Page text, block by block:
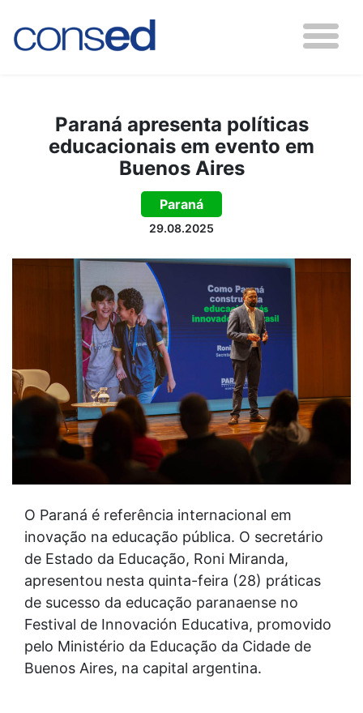
Paraná apresenta políticas
educacionais em evento em
Buenos Aires
Paraná
29.08.2025
O Paraná é referência internacional em
inovação na educação pública. O secretário
de Estado da Educação, Roni Miranda,
apresentou nesta quinta-feira (28) práticas
de sucesso da educação paranaense no
Festival de Innovación Educativa, promovido
pelo Ministério da Educação da Cidade de
Buenos Aires, na capital argentina.